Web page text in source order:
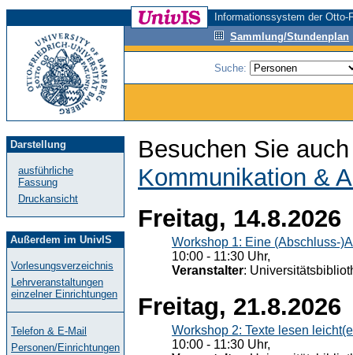
Informationssystem der
Sammlung/Stundenplan
Suche:
Darstellung
ausführliche
Fassung
Druckansicht
Außerdem im UnivIS
Vorlesungsverzeichnis
Lehrveranstaltungen
einzelner Einrichtungen
Telefon & E-Mail
Personen/Einrichtungen
Besuchen Sie
Kommunikation &
Freitag, 14.8.2026
Workshop 1: Eine (Abschluss-
10:00 - 11:30 Uhr,
Veranstalter:
Freitag, 21.8.2026
Workshop 2: Texte lesen
10:00 - 11:30 Uhr,